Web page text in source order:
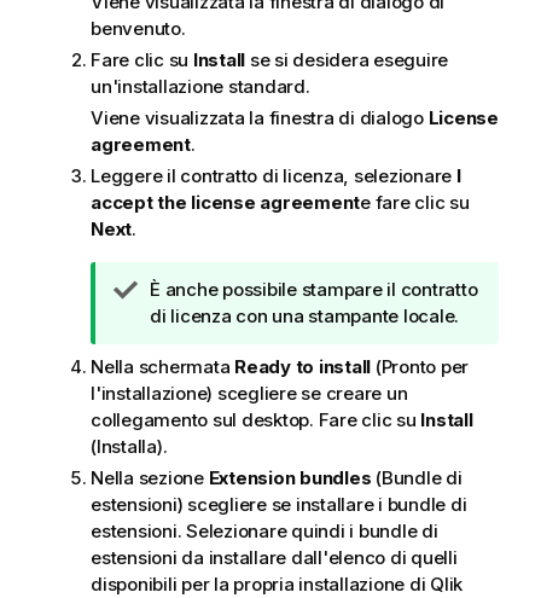
benvenuto.
Fare clic su Install se si desidera eseguire
un'installazione standard.
Viene visualizzata la finestra di dialogo License
agreement.
Leggere il contratto di licenza, selezionare I
accept the license agreemente fare clic su
Next.
N
o
a
d
i
s
u
g
g
e
r
È anche possibile stampare il contratto
di licenza con una stampante locale.
Nella schermata Ready to install (Pronto per
l'installazione) scegliere se creare un
collegamento sul desktop. Fare clic su Install
(Installa).
Nella sezione Extension bundles (Bundle di
estensioni) scegliere se installare i bundle di
estensioni. Selezionare quindi i bundle di
estensioni da installare dall'elenco di quelli
disponibili per la propria installazione di Qlik